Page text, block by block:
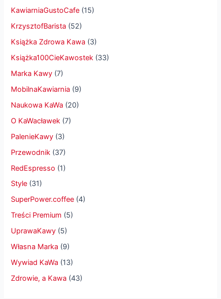
KawiarniaGustoCafe (15)
KrzysztofBarista (52)
Książka Zdrowa Kawa (3)
Książka100CieKawostek (33)
Marka Kawy (7)
MobilnaKawiarnia (9)
Naukowa KaWa (20)
O KaWacławek (7)
PalenieKawy (3)
Przewodnik (37)
RedEspresso (1)
Style (31)
SuperPower.coffee (4)
Treści Premium (5)
UprawaKawy (5)
Własna Marka (9)
Wywiad KaWa (13)
Zdrowie, a Kawa (43)